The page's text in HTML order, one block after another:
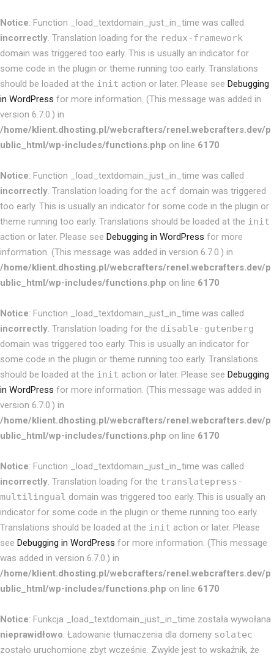
Notice: Function _load_textdomain_just_in_time was called
incorrectly. Translation loading for the redux-framework
domain was triggered too early. This is usually an indicator for
some code in the plugin or theme running too early. Translations
should be loaded at the init action or later. Please see Debugging
in WordPress for more information. (This message was added in
version 6.7.0.) in
/home/klient.dhosting.pl/webcrafters/renel.webcrafters.dev/p
ublic_html/wp-includes/functions.php on line 6170
Notice: Function _load_textdomain_just_in_time was called
incorrectly. Translation loading for the acf domain was triggered
too early. This is usually an indicator for some code in the plugin or
theme running too early. Translations should be loaded at the init
action or later. Please see Debugging in WordPress for more
information. (This message was added in version 6.7.0.) in
/home/klient.dhosting.pl/webcrafters/renel.webcrafters.dev/p
ublic_html/wp-includes/functions.php on line 6170
Notice: Function _load_textdomain_just_in_time was called
incorrectly. Translation loading for the disable-gutenberg
domain was triggered too early. This is usually an indicator for
some code in the plugin or theme running too early. Translations
should be loaded at the init action or later. Please see Debugging
in WordPress for more information. (This message was added in
version 6.7.0.) in
/home/klient.dhosting.pl/webcrafters/renel.webcrafters.dev/p
ublic_html/wp-includes/functions.php on line 6170
Notice: Function _load_textdomain_just_in_time was called
incorrectly. Translation loading for the translatepress-
multilingual domain was triggered too early. This is usually an
indicator for some code in the plugin or theme running too early.
Translations should be loaded at the init action or later. Please
see Debugging in WordPress for more information. (This message
was added in version 6.7.0.) in
/home/klient.dhosting.pl/webcrafters/renel.webcrafters.dev/p
ublic_html/wp-includes/functions.php on line 6170
Notice: Funkcja _load_textdomain_just_in_time została wywołana
nieprawidłowo. Ładowanie tłumaczenia dla domeny solatec
zostało uruchomione zbyt wcześnie. Zwykle jest to wskaźnik, że